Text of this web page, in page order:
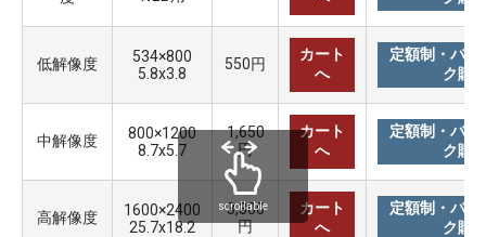
低解像度
534×800
5.8x3.8
550円
カート
へ
定額制・バリ
ク購
中解像度
800×1200
8.7x5.7
1,650
円
カート
へ
定額制・バリ
ク購
高解像度
1600×2400
25.7x18.2
3,300
円
カート
へ
定額制・バリ
ク購
scrollable